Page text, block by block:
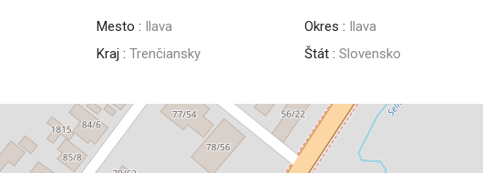
Mesto : Ilava
Kraj : Trenčiansky
Okres : Ilava
Štát : Slovensko